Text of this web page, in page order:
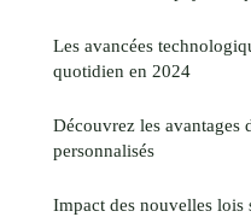
Les avancées
quotidien en 2024
Découvrez les avantages
personnalisés
Impact des nouvelles lois